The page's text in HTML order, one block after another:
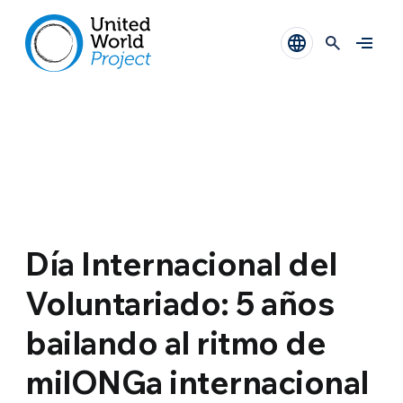
Día Internacional del
Voluntariado: 5 años
bailando al ritmo de
milONGa internacional